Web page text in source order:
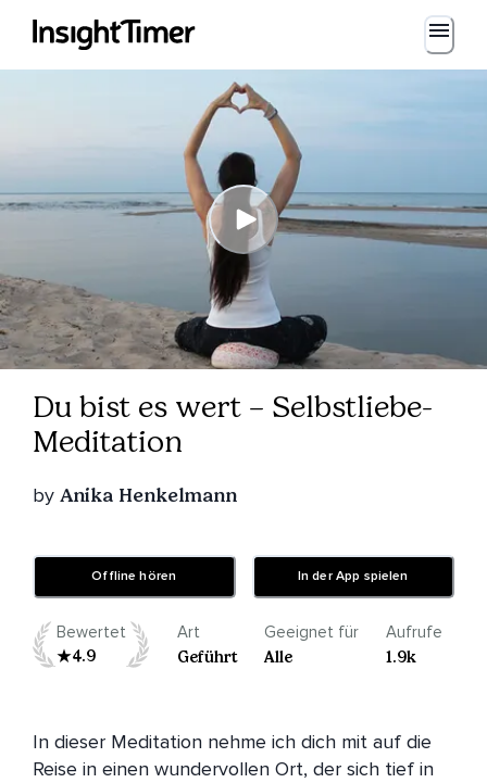
Du bist es wert – Selbstliebe-
Meditation
by Anika Henkelmann
Offline hören In der App spielen
Bewertet
4.9
Art
Geführt
Geeignet für
Alle
Aufrufe
1.9k
In dieser Meditation nehme ich dich mit auf die
Reise in einen wundervollen Ort, der sich tief in